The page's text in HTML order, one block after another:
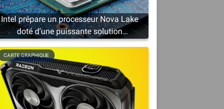
Intel prépare un processeur Nova Lake
doté d’une puissante solution
graphique
CARTE GRAPHIQUE